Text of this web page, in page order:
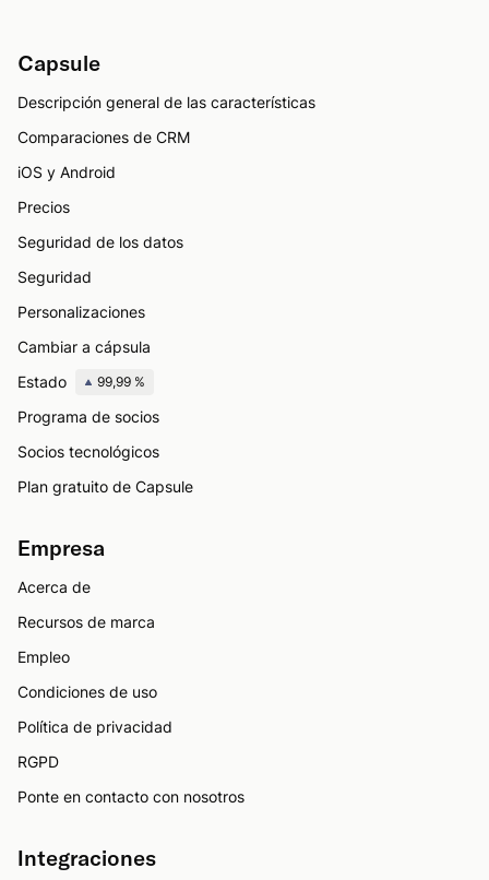
Capsule
Descripción general de las características
Comparaciones de CRM
iOS y Android
Precios
Seguridad de los datos
Seguridad
Personalizaciones
Cambiar a cápsula
Estado
99,99 %
Programa de socios
Socios tecnológicos
Plan gratuito de Capsule
Empresa
Acerca de
Recursos de marca
Empleo
Condiciones de uso
Política de privacidad
RGPD
Ponte en contacto con nosotros
Integraciones